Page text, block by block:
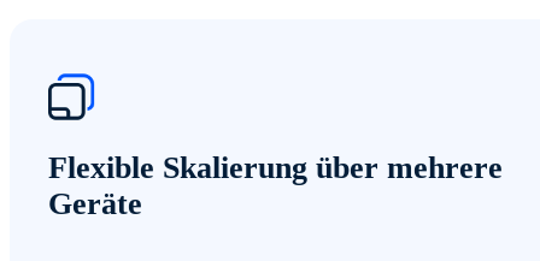
Flexible Skalierung über mehrere
Geräte